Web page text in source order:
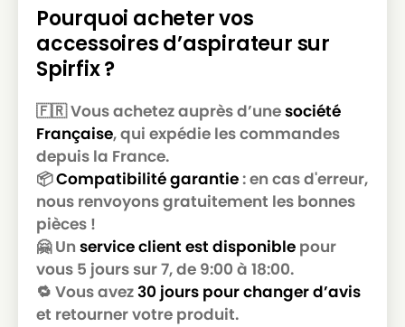
Pourquoi acheter vos
accessoires d’aspirateur sur
Spirfix ?
🇫🇷 Vous achetez auprès d’unesociété
Française, qui expédie les commandes
depuis la France.
📦Compatibilité garantie: en cas d'erreur,
nous renvoyons gratuitement les bonnes
pièces !
🤗 Un service client est disponible pour
vous 5 jours sur 7, de 9:00 à 18:00.
🔁 Vous avez30 jours pour changer d’avis
et retourner votre produit.